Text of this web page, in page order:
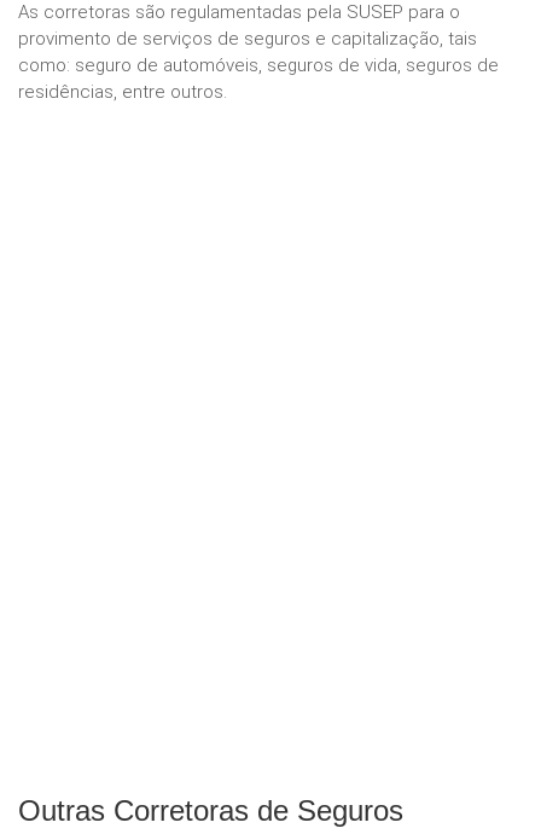
As corretoras são regulamentadas pela SUSEP para o
provimento de serviços de seguros e capitalização, tais
como: seguro de automóveis, seguros de vida, seguros de
residências, entre outros.
Outras Corretoras de Seguros